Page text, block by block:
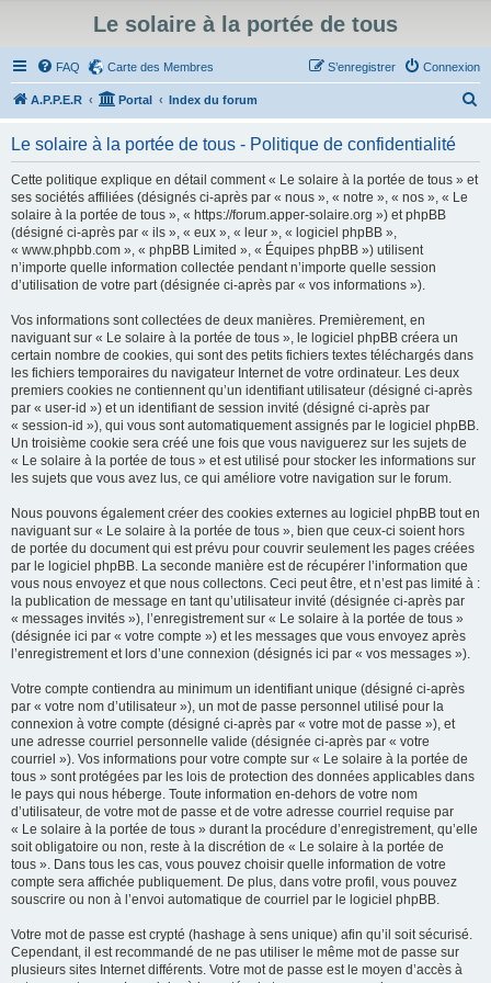
Le solaire à la portée de tous
FAQ Carte des Membres Connexion
S’enregistrer
A.P.P.E.R Portal Index du forum
Le solaire à la portée de tous - Politique de confidentialité
Cette politique explique en détail comment « Le solaire à la portée de tous » et
ses sociétés affiliées (désignés ci-après par « nous », « notre », « nos », « Le
solaire à la portée de tous », « https://forum.apper-solaire.org ») et phpBB
(désigné ci-après par « ils », « eux », « leur », « logiciel phpBB »,
« www.phpbb.com », « phpBB Limited », « Équipes phpBB ») utilisent
n’importe quelle information collectée pendant n’importe quelle session
d’utilisation de votre part (désignée ci-après par « vos informations »).
Vos informations sont collectées de deux manières. Premièrement, en
naviguant sur « Le solaire à la portée de tous », le logiciel phpBB créera un
certain nombre de cookies, qui sont des petits fichiers textes téléchargés dans
les fichiers temporaires du navigateur Internet de votre ordinateur. Les deux
premiers cookies ne contiennent qu’un identifiant utilisateur (désigné ci-après
par « user-id ») et un identifiant de session invité (désigné ci-après par
« session-id »), qui vous sont automatiquement assignés par le logiciel phpBB.
Un troisième cookie sera créé une fois que vous naviguerez sur les sujets de
« Le solaire à la portée de tous » et est utilisé pour stocker les informations sur
les sujets que vous avez lus, ce qui améliore votre navigation sur le forum.
Nous pouvons également créer des cookies externes au logiciel phpBB tout en
naviguant sur « Le solaire à la portée de tous », bien que ceux-ci soient hors
de portée du document qui est prévu pour couvrir seulement les pages créées
par le logiciel phpBB. La seconde manière est de récupérer l’information que
vous nous envoyez et que nous collectons. Ceci peut être, et n’est pas limité à :
la publication de message en tant qu’utilisateur invité (désignée ci-après par
« messages invités »), l’enregistrement sur « Le solaire à la portée de tous »
(désignée ici par « votre compte ») et les messages que vous envoyez après
l’enregistrement et lors d’une connexion (désignés ici par « vos messages »).
Votre compte contiendra au minimum un identifiant unique (désigné ci-après
par « votre nom d’utilisateur »), un mot de passe personnel utilisé pour la
connexion à votre compte (désigné ci-après par « votre mot de passe »), et
une adresse courriel personnelle valide (désignée ci-après par « votre
courriel »). Vos informations pour votre compte sur « Le solaire à la portée de
tous » sont protégées par les lois de protection des données applicables dans
le pays qui nous héberge. Toute information en-dehors de votre nom
d’utilisateur, de votre mot de passe et de votre adresse courriel requise par
« Le solaire à la portée de tous » durant la procédure d’enregistrement, qu’elle
soit obligatoire ou non, reste à la discrétion de « Le solaire à la portée de
tous ». Dans tous les cas, vous pouvez choisir quelle information de votre
compte sera affichée publiquement. De plus, dans votre profil, vous pouvez
souscrire ou non à l’envoi automatique de courriel par le logiciel phpBB.
Votre mot de passe est crypté (hashage à sens unique) afin qu’il soit sécurisé.
Cependant, il est recommandé de ne pas utiliser le même mot de passe sur
plusieurs sites Internet différents. Votre mot de passe est le moyen d’accès à